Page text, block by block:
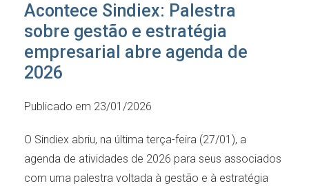
Acontece Sindiex: Palestra
sobre gestão e estratégia
empresarial abre agenda de
2026
Publicado em 23/01/2026
O Sindiex abriu, na última terça-feira (27/01), a
agenda de atividades de 2026 para seus associados
com uma palestra voltada à gestão e à estratégia